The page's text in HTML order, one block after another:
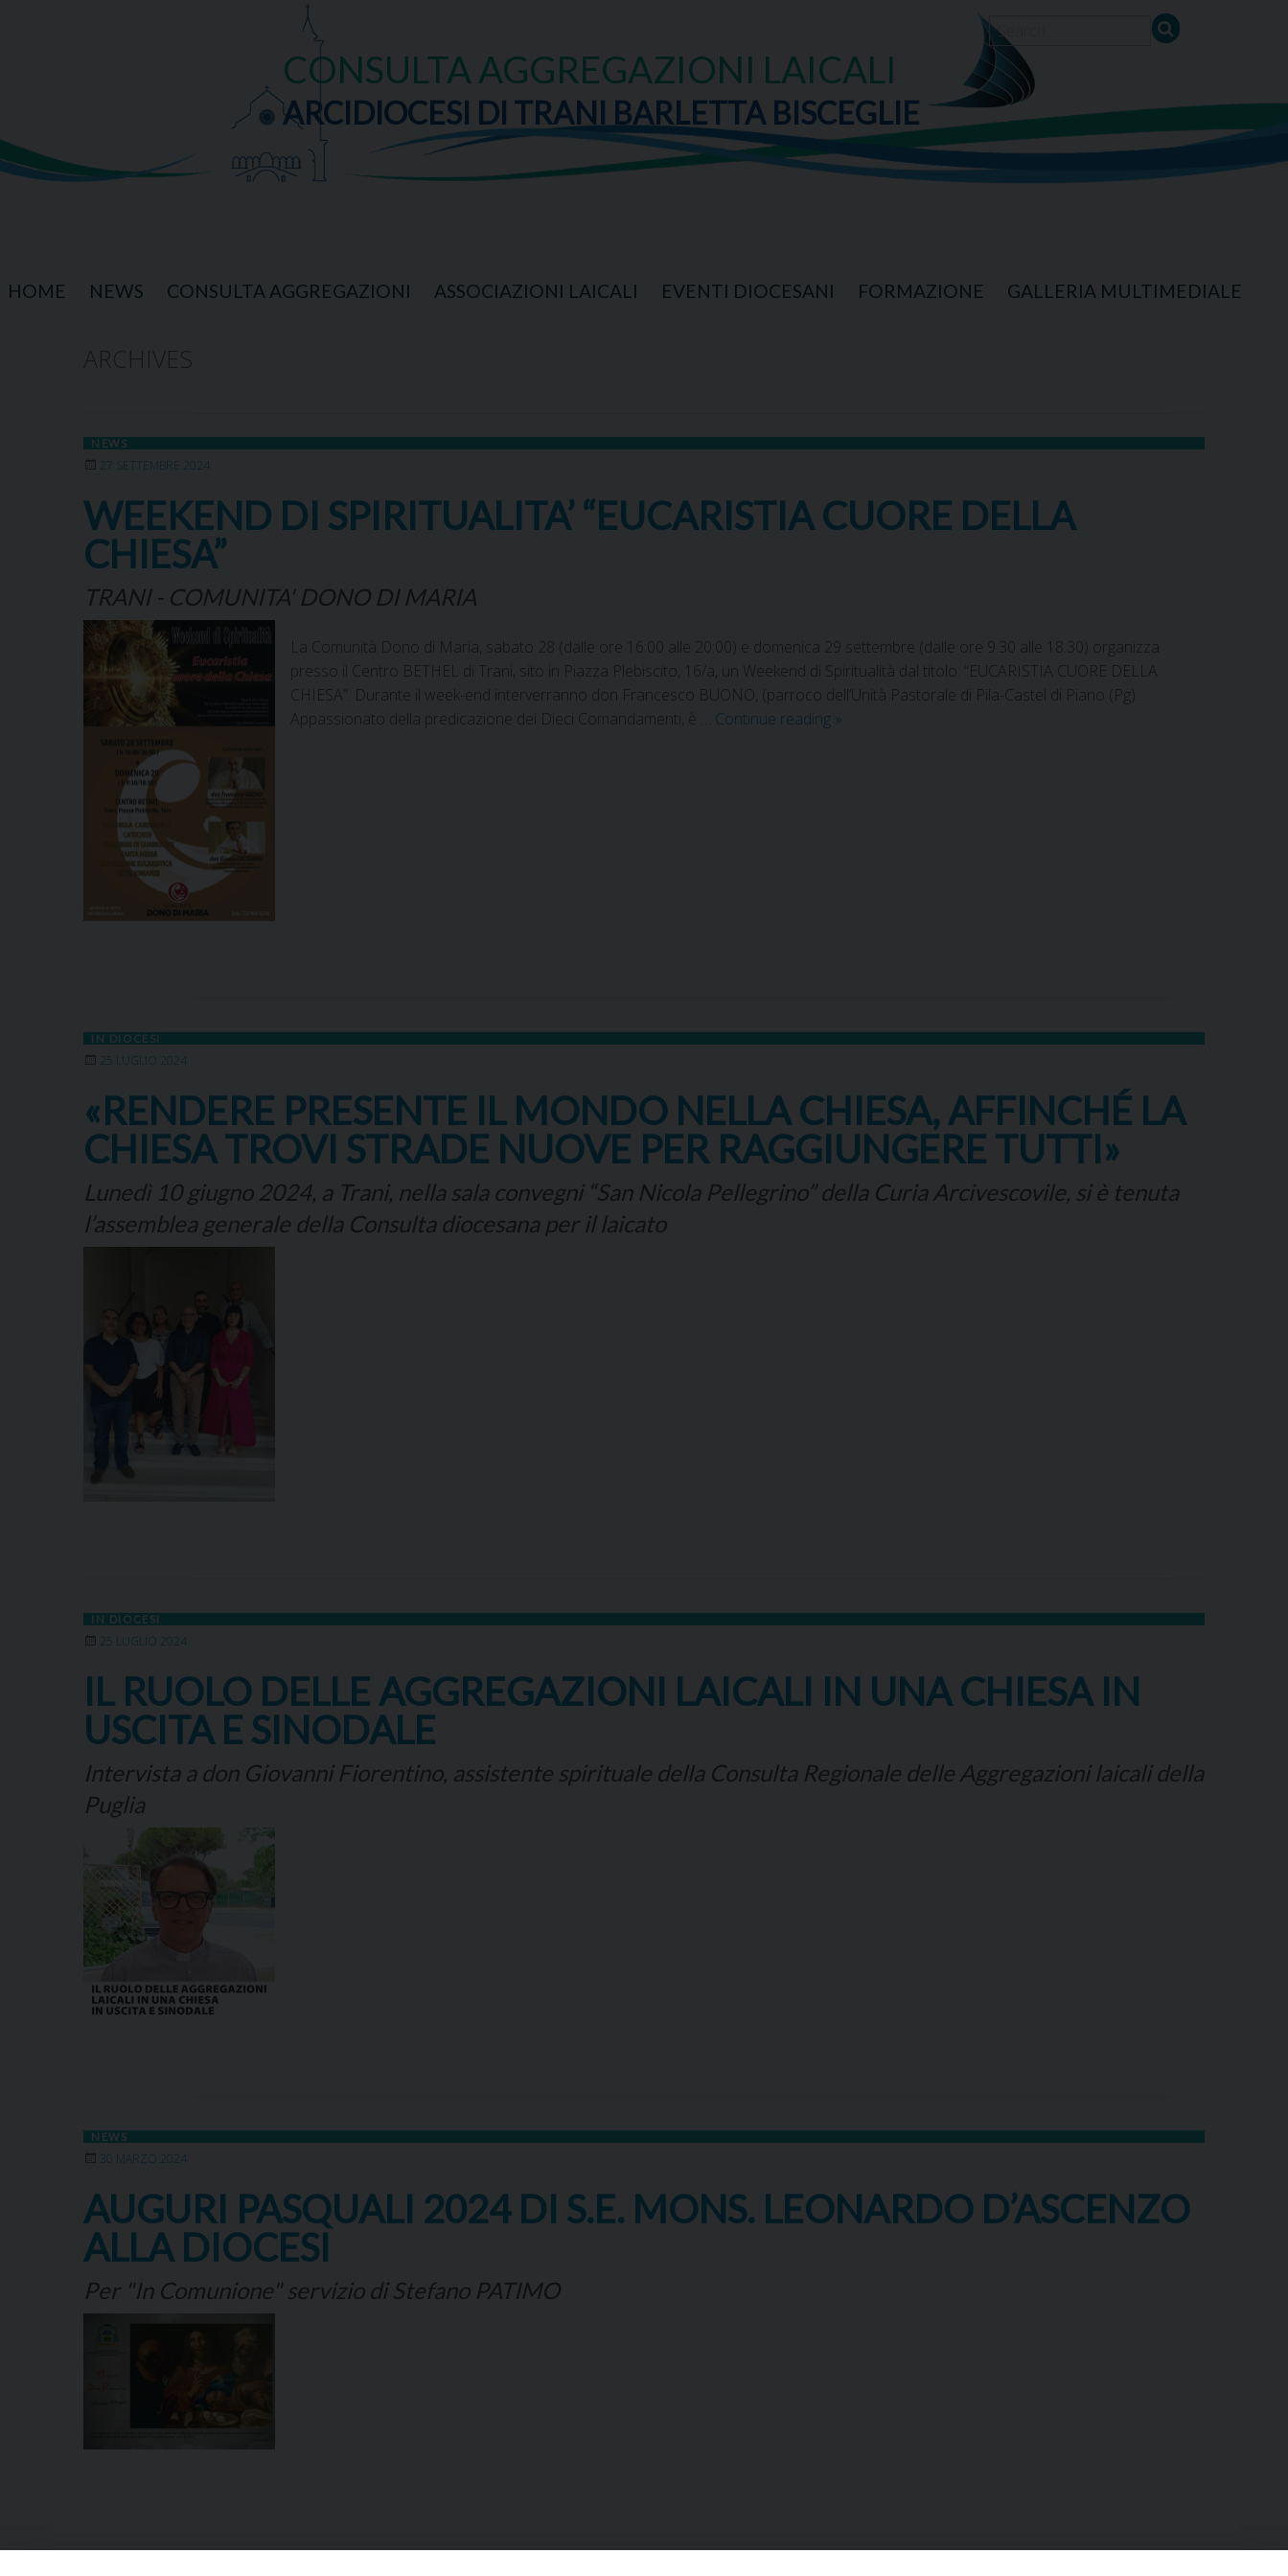
CONSULTA AGGREGAZIONI LAICALI
ARCIDIOCESI DI TRANI BARLETTA BISCEGLIE
HOME NEWS CONSULTA AGGREGAZIONI ASSOCIAZIONI LAICALI EVENTI DIOCESANI FORMAZIONE GALLERIA MULTIMEDIALE
NEWS
27 SETTEMBRE 2024
WEEKEND DI SPIRITUALITA’ “EUCARISTIA CUORE DELLA
CHIESA”
TRANI - COMUNITA' DONO DI MARIA
La Comunità Dono di Maria, sabato 28 (dalle ore 16:00 alle 20:00) e domenica 29 settembre (dalle ore 9.30 alle 18.30) organizza
presso il Centro BETHEL di Trani, sito in Piazza Plebiscito, 16/a, un Weekend di Spiritualità dal titolo: “EUCARISTIA CUORE DELLA
CHIESA”. Durante il week-end interverranno don Francesco BUONO, (parroco dell’Unità Pastorale di Pila-Castel di Piano (Pg).
Appassionato della predicazione dei Dieci Comandamenti, è … Continue reading »
IN DIOCESI
25 LUGLIO 2024
«RENDERE PRESENTE IL MONDO NELLA CHIESA, AFFINCHÉ LA
CHIESA TROVI STRADE NUOVE PER RAGGIUNGERE TUTTI»
Lunedì 10 giugno 2024, a Trani, nella sala convegni “San Nicola Pellegrino” della Curia Arcivescovile, si è tenuta
l’assemblea generale della Consulta diocesana per il laicato
IN DIOCESI
25 LUGLIO 2024
IL RUOLO DELLE AGGREGAZIONI LAICALI IN UNA CHIESA IN
USCITA E SINODALE
Intervista a don Giovanni Fiorentino, assistente spirituale della Consulta Regionale delle Aggregazioni laicali della
Puglia
NEWS
30 MARZO 2024
AUGURI PASQUALI 2024 DI S.E. MONS. LEONARDO D’ASCENZO
ALLA DIOCESI
Per "In Comunione" servizio di Stefano PATIMO